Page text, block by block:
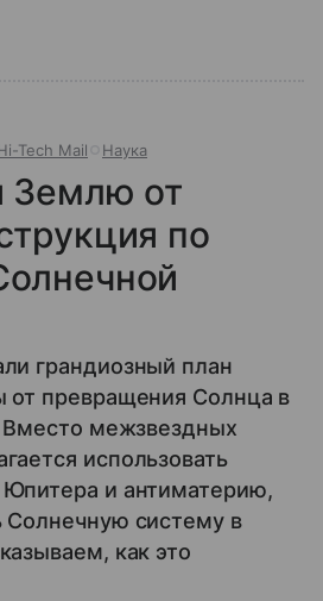
Tech Mail Наука
Землю от
по
грандиозный план
от превращения Солнца в
Вместо межзвездных
использовать
и антиматерию,
Солнечную систему в
как это